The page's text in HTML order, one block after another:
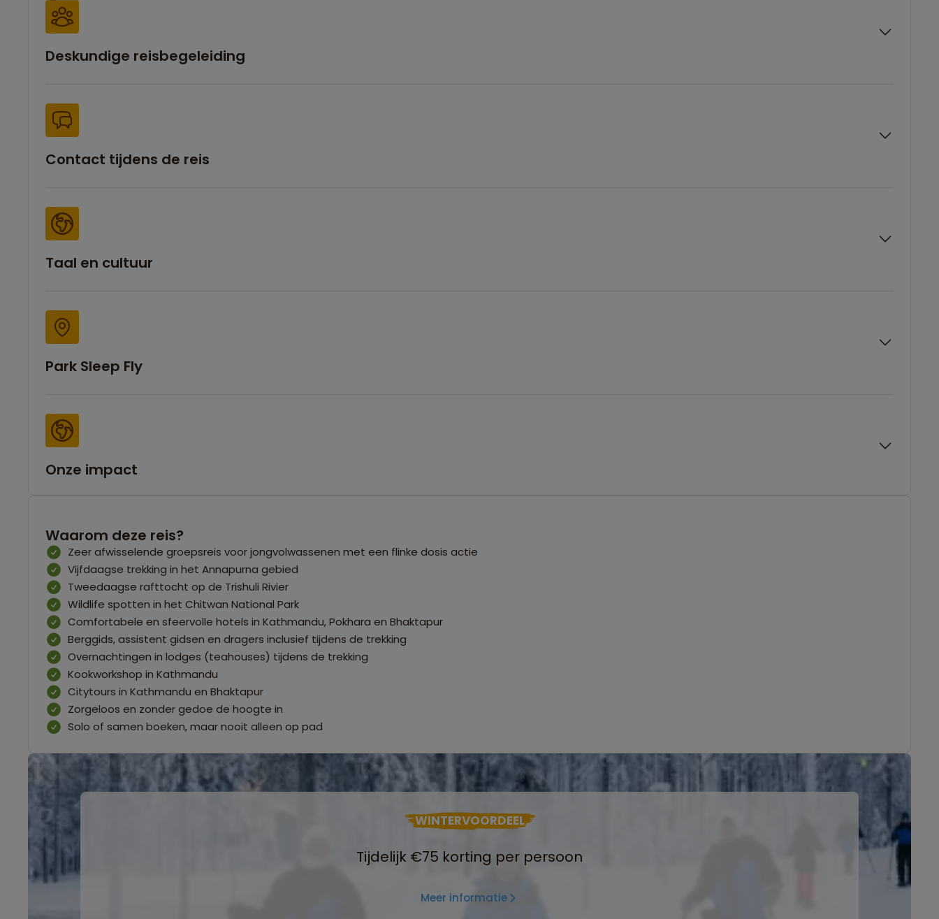
Deskundige reisbegeleiding
Contact tijdens de reis
Taal en cultuur
Park Sleep Fly
Onze impact
Waarom deze reis?
Zeer afwisselende groepsreis voor jongvolwassenen met een flinke dosis actie
Vijfdaagse trekking in het Annapurna gebied
Tweedaagse rafttocht op de Trishuli Rivier
Wildlife spotten in het Chitwan National Park
Comfortabele en sfeervolle hotels in Kathmandu, Pokhara en Bhaktapur
Berggids, assistent gidsen en dragers inclusief tijdens de trekking
Overnachtingen in lodges (teahouses) tijdens de trekking
Kookworkshop in Kathmandu
Citytours in Kathmandu en Bhaktapur
Zorgeloos en zonder gedoe de hoogte in
Solo of samen boeken, maar nooit alleen op pad
WINTERVOORDEEL
Tijdelijk €75 korting per persoon
Meer informatie